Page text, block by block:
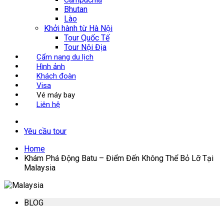
Bhutan
Lào
Khởi hành từ Hà Nội
Tour Quốc Tế
Tour Nội Địa
Cẩm nang du lịch
Hình ảnh
Khách đoàn
Visa
Vé máy bay
Liên hệ
Yêu cầu tour
Home
Khám Phá Động Batu – Điểm Đến Không Thể Bỏ Lỡ Tại
Malaysia
BLOG